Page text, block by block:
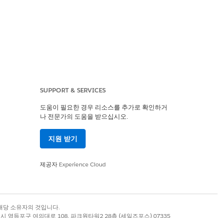
SUPPORT & SERVICES
도움이 필요한 경우 리소스를 추가로 확인하거
나 전문가의 도움을 받으십시오.
지원 받기
제공자 Experience Cloud
소유자의 것입니다.
영등포구 여의대로 108, 파크원타워2 28층 (세일즈포스) 07335